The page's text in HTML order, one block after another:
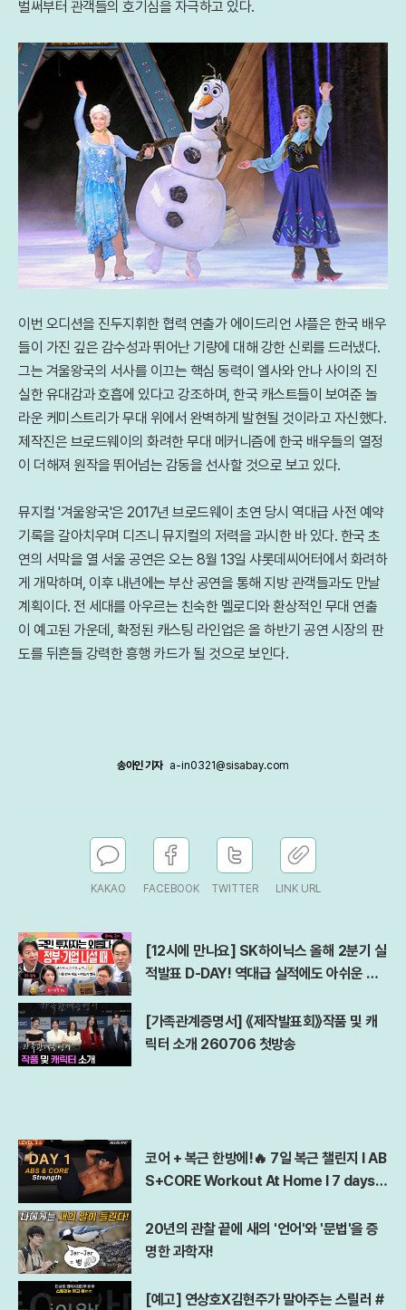
벌써부터 관객들의 호기심을 자극하고 있다.
이번 오디션을 진두지휘한 협력 연출가 에이드리언 샤플은 한국 배우
들이 가진 깊은 감수성과 뛰어난 기량에 대해 강한 신뢰를 드러냈다.
그는 겨울왕국의 서사를 이끄는 핵심 동력이 엘사와 안나 사이의 진
실한 유대감과 호흡에 있다고 강조하며, 한국 캐스트들이 보여준 놀
라운 케미스트리가 무대 위에서 완벽하게 발현될 것이라고 자신했다.
제작진은 브로드웨이의 화려한 무대 메커니즘에 한국 배우들의 열정
이 더해져 원작을 뛰어넘는 감동을 선사할 것으로 보고 있다.
뮤지컬 '겨울왕국'은 2017년 브로드웨이 초연 당시 역대급 사전 예약
기록을 갈아치우며 디즈니 뮤지컬의 저력을 과시한 바 있다. 한국 초
연의 서막을 열 서울 공연은 오는 8월 13일 샤롯데씨어터에서 화려하
게 개막하며, 이후 내년에는 부산 공연을 통해 지방 관객들과도 만날
계획이다. 전 세대를 아우르는 친숙한 멜로디와 환상적인 무대 연출
이 예고된 가운데, 확정된 캐스팅 라인업은 올 하반기 공연 시장의 판
도를 뒤흔들 강력한 흥행 카드가 될 것으로 보인다.
송아인 기자 a-in0321@sisabay.com
KAKAO FACEBOOK TWITTER LINK URL
[12시에 만나요] SK하이닉스 올해 2분기 실
적발표 D-DAY! 역대급 실적에도 아쉬운 점
년 7월 29일 수요일
[가족관계증명서] 《제작발표회》작품 및 캐
릭터 소개 260706 첫방송
코어 + 복근 한방에!🔥 7일 복근 챌린지 l AB
S+CORE Workout At Home l 7 days A
20년의 관찰 끝에 새의 '언어'와 '문법'을 증
명한 과학자!
[예고] 연상호X김현주가 말아주는 스릴러 #